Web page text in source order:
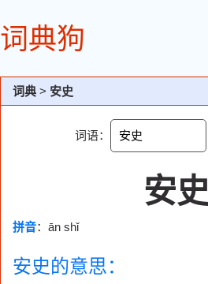
词典狗
词典 > 安史
词语：
安史
拼音：ān shǐ
安史的意思：